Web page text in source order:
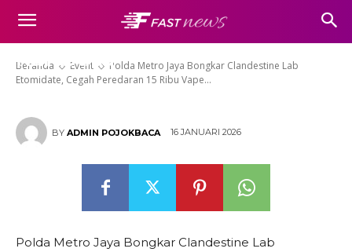
Beranda Event
Polda Metro Jaya Bongkar Clandestine Lab
Etomidate, Cegah Peredaran 15 Ribu Vape...
Clandestine Lab Etomidate,
Cegah Peredaran 15 Ribu Vape
Narkotika
BY ADMIN POJOKBACA 16 JANUARI 2026
Polda Metro Jaya Bongkar Clandestine Lab